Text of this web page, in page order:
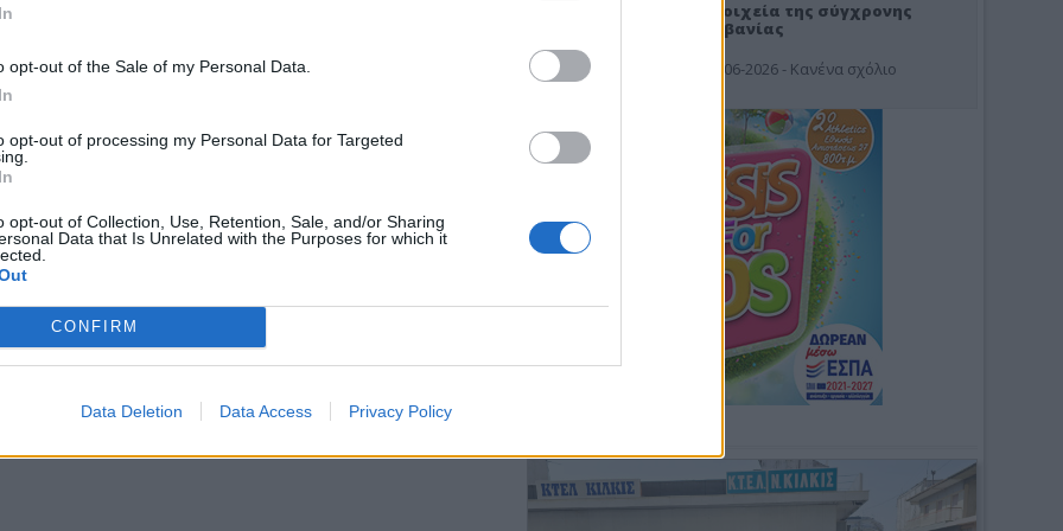
opt-out of the Sale of my Personal Data.
opt-out of processing my Personal Data for Targeted
opt-out of Collection, Use, Retention, Sale, and/or Sharing
Data that Is Unrelated with the Purposes for which it
CONFIRM
Data Deletion Data Access Privacy Policy
συνομιλίες με τον Αιγύπτιο πρόεδρο
9 και 10 Φεβρουαρίου ο Ρώσος πρόεδρος
διμερείς σχέσεις και τα ανοιχτά μέτωπα στη Μέση Ανατολή -η
και τη Λιβύη, καθώς και η σύγκρουση Ισραηλινών-
του Κρεμλίνου.
ξανά γυμνή
το φως αυτού του κόσμου. Οι ιρανικές Αρχές δεν έκαναν
επέλεξαν το πιο «σωστό» κατά τις ίδιες «Ραχαβάρντ» ως το
Στοιχεία της σύγχρονης
Αλβανίας
19-06-2026 - Κανένα σχόλιο